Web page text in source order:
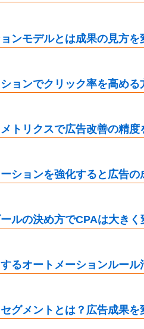
ンモデルとは成果の見方を
ョンでクリック率を高める
トリクスで広告改善の精度
ションを強化すると広告
ルの決め方でCPAは大きく
るオートメーションルール
グメントとは？広告成果